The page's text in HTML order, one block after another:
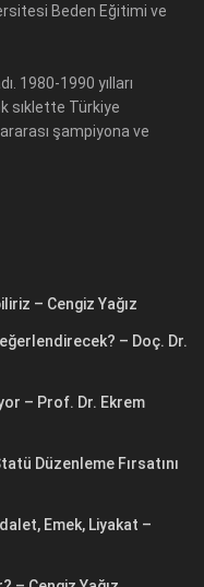
Beden Eğitimi ve
1980-1990 yılları
sıklette Türkiye
şampiyona ve
– Cengiz Yağız
– Doç. Dr.
– Prof. Dr. Ekrem
Düzenleme Fırsatını
Emek, Liyakat –